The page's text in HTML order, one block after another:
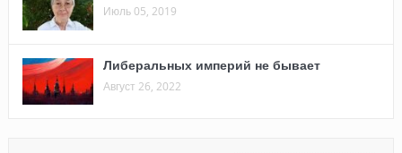
Июль 05, 2019
Либеральных империй не бывает
Август 26, 2022